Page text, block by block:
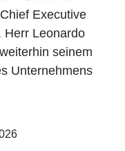
Executive
Herr Leonardo
seinem
Unternehmens